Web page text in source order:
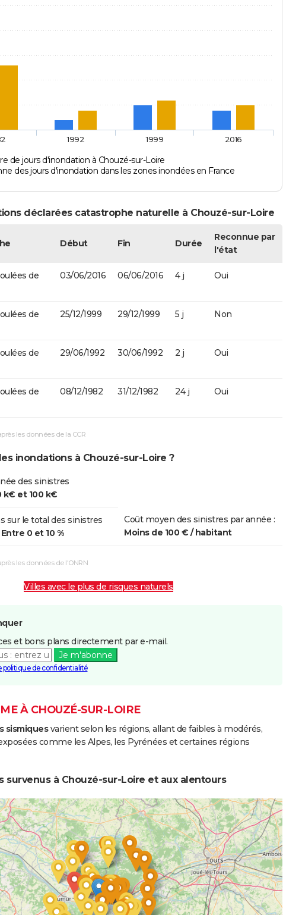
de jours d'inondation à Chouzé-sur-Loire
des jours d'inondation dans les zones inondées en France
1992 1999 2016
déclarées catastrophe naturelle à Chouzé-sur-Loire
Début Fin Durée
Reconnue par
l'état
de
03/06/2016 06/06/2016 4 j Oui
de
25/12/1999 29/12/1999 5 j Non
de
29/06/1992 30/06/1992 2 j Oui
de
08/12/1982 31/12/1982 24 j Oui
les données de la CCR
inondations à Chouzé-sur-Loire ?
des sinistres
k€ et 100 k€
sur le total des sinistres
Entre 0 et 10 %
Coût moyen des sinistres par année :
Moins de 100 € / habitant
les données de l'ONRN
Villes avec le plus de risques naturels
et bons plans directement par e-mail.
Je m'abonne
politique de confidentialité
À CHOUZÉ-SUR-LOIRE
sismiquesvarient selon les régions, allant de faibles à modérés,
comme les Alpes, les Pyrénées et certaines régions
survenus à Chouzé-sur-Loire et aux alentours